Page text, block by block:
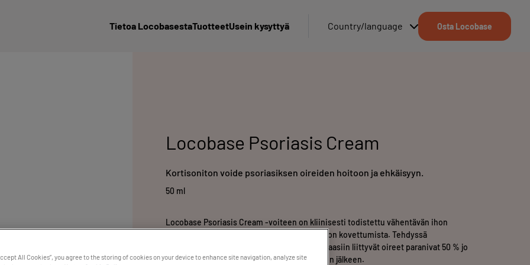
Tietoa LocobasestaTuotteetUsein kysyttyä Country/language Osta Locobase
Locobase Psoriasis Cream
Kortisoniton voide psoriasiksen oireiden hoitoon ja ehkäisyyn.
50 ml
Locobase Psoriasis Cream -voiteen on kliinisesti todistettu vähentävän ihon
hilseilyä, kutinaa, punoitusta, karheutta ja ihon kovettumista. Tehdyssä
tutkimuksessa psoriasista sairastavilla psoriaasiin liittyvät oireet paranivat 50 % jo
neljän viikon jälkeen, ja 75 % kahdeksan viikon jälkeen.
All Cookies”, you agree to the storing of cookies on your device to enhance site navigation, analyze site